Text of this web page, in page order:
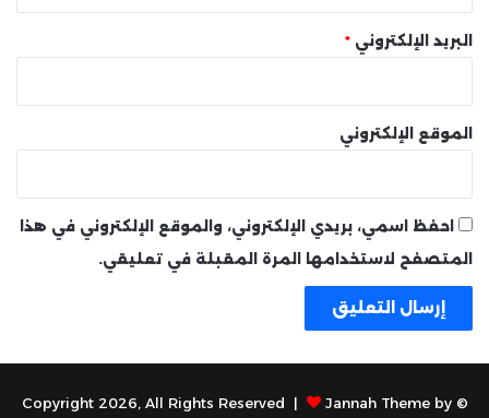
البريد الإلكتروني *
الموقع الإلكتروني
احفظ اسمي، بريدي الإلكتروني، والموقع الإلكتروني في هذا
المتصفح لاستخدامها المرة المقبلة في تعليقي.
© Copyright 2026, All Rights Reserved |
Jannah Theme by